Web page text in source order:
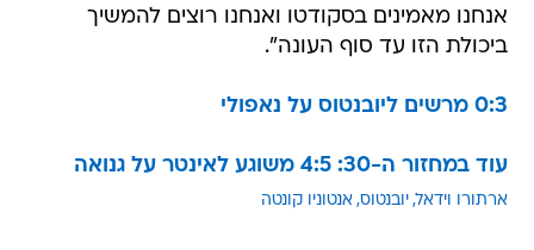
אנחנו מאמינים בסקודטו ואנחנו רוצים להמשיך
ביכולת הזו עד סוף העונה".
0:3 מרשים ליובנטוס על נאפולי
עוד במחזור ה-30: 4:5 משוגע לאינטר על גנואה
ארתורו וידאל יובנטוס אנטוניו קונטה